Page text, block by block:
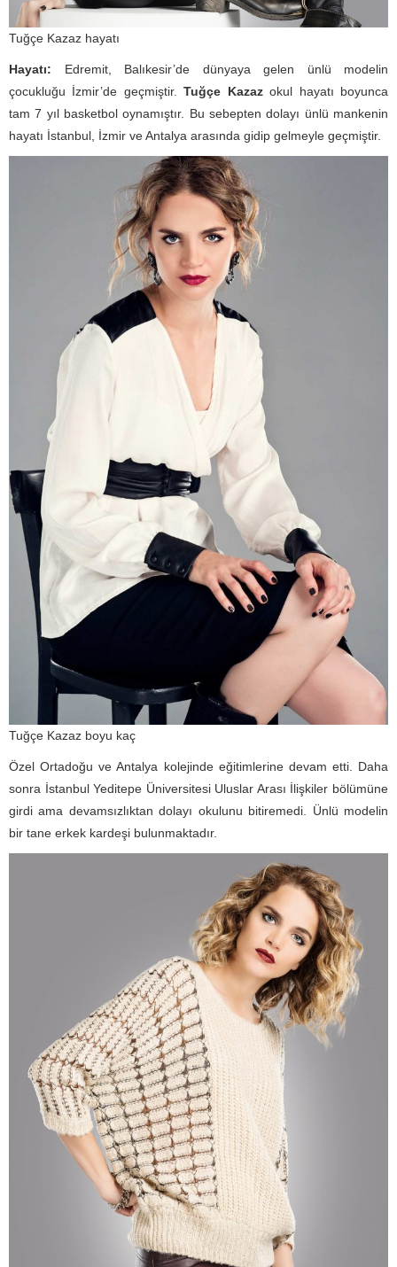
Tuğçe Kazaz hayatı
Hayatı: Edremit, Balıkesir’de dünyaya gelen ünlü modelin
çocukluğu İzmir’de geçmiştir.Tuğçe Kazazokul hayatı boyunca
tam 7 yıl basketbol oynamıştır. Bu sebepten dolayı ünlü mankenin
hayatı İstanbul, İzmir ve Antalya arasında gidip gelmeyle geçmiştir.
Tuğçe Kazaz boyu kaç
Özel Ortadoğu ve Antalya kolejinde eğitimlerine devam etti. Daha
sonra İstanbul Yeditepe Üniversitesi Uluslar Arası İlişkiler bölümüne
girdi ama devamsızlıktan dolayı okulunu bitiremedi. Ünlü modelin
bir tane erkek kardeşi bulunmaktadır.